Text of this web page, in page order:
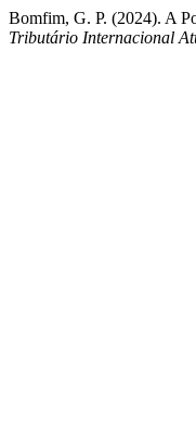
Bomfim, G. P. (2024). A
Tributário Internacional